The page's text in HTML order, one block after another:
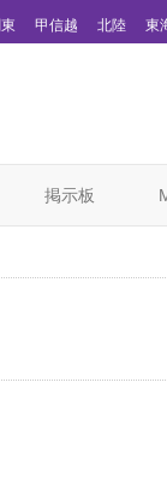
甲信越 北陸 東
掲示板